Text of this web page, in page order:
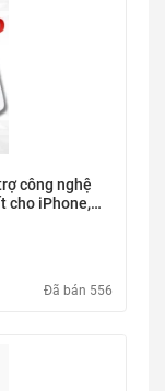
công nghệ
cho iPhone,
Đã bán 556